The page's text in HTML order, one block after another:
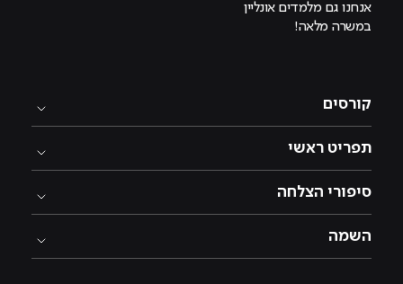
אנחנו גם מלמדים אונליין
במשרה מלאה!
קורסים
תפריט ראשי
סיפורי הצלחה
השמה